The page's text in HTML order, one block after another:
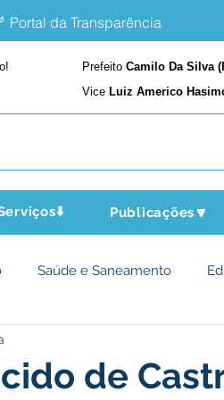
Portal da Transparência
Prefeito Camilo Da Silva
Vice Luiz Americo
Publicações🔽
Saúde e Saneamento
de